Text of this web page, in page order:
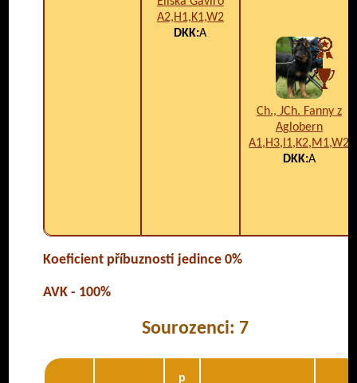
A2,H1,K1,W2
DKK:A
Ch., JCh. Fanny z
Aglobern
A1,H3,I1,K2,M1,W2
DKK:A
Koeficient příbuznosti jedince 0%
AVK - 100%
Sourozenci: 7
p